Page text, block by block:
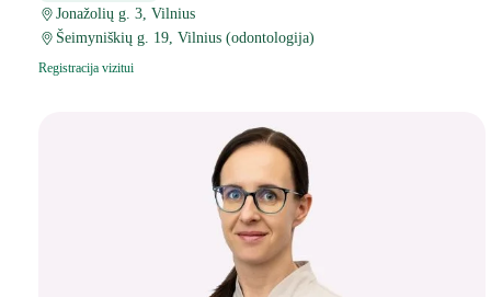
Jonažolių g. 3, Vilnius
Šeimyniškių g. 19, Vilnius (odontologija)
Registracija vizitui